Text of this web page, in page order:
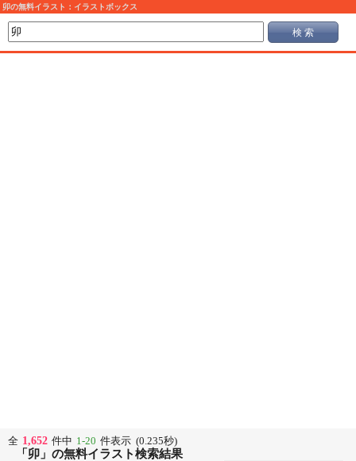
卯の無料イラスト：イラストボックス
検 索
全 1,652 件中 1-20 件表示 (0.235秒)
「卯」の無料イラスト検索結果